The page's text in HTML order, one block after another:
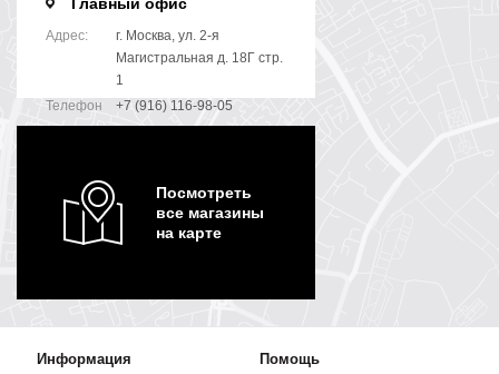
Адрес:
г. Москва, ул. 2-я
Магистральная д. 18Г стр.
1
Телефон
+7 (916) 116-98-05
Посмотреть
все магазины
на карте
Информация Помощь